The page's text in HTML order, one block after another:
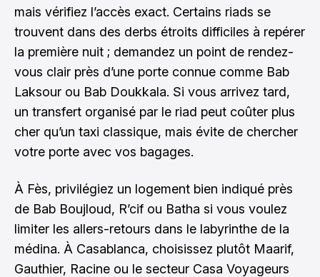
mais vérifiez l’accès exact. Certains riads se
trouvent dans des derbs étroits difficiles à repérer
la première nuit ; demandez un point de rendez-
vous clair près d’une porte connue comme Bab
Laksour ou Bab Doukkala. Si vous arrivez tard,
un transfert organisé par le riad peut coûter plus
cher qu’un taxi classique, mais évite de chercher
votre porte avec vos bagages.
À Fès, privilégiez un logement bien indiqué près
de Bab Boujloud, R’cif ou Batha si vous voulez
limiter les allers-retours dans le labyrinthe de la
médina. À Casablanca, choisissez plutôt Maarif,
Gauthier, Racine ou le secteur Casa Voyageurs